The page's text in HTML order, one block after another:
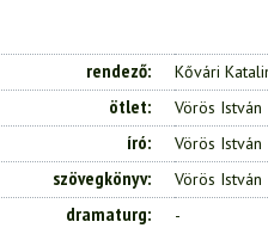
rendező Kővári
ötlet Vörös István
író Vörös István
szövegkönyv Vörös István
dramaturg -